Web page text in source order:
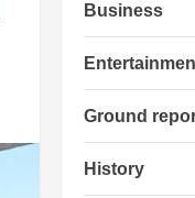
Business
Ground
History